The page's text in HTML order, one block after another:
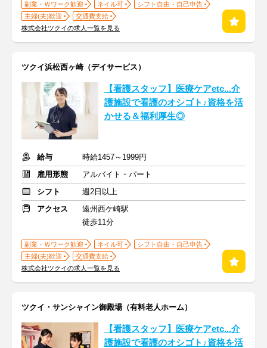
副業・Ｗワーク歓迎 ネイル可
シフト自由・自己申告
主婦(夫)歓迎
交通費支給
株式会社ツクイの求人一覧を見る
ツクイ浜松西ヶ崎（デイサービス）
【看護スタッフ】医療ケアetc...介
護施設で看護のオシゴト♪資格を活
かせる＆福利厚生◎
給与
時給1457～1999円
雇用形態
アルバイト・パート
シフト
週2日以上
アクセス
遠州西ケ崎駅
徒歩11分
副業・Ｗワーク歓迎 ネイル可
シフト自由・自己申告
主婦(夫)歓迎
交通費支給
株式会社ツクイの求人一覧を見る
ツクイ・サンシャイン御殿場（有料老人ホーム）
【看護スタッフ】医療ケアetc...介
護施設で看護のオシゴト♪資格を活